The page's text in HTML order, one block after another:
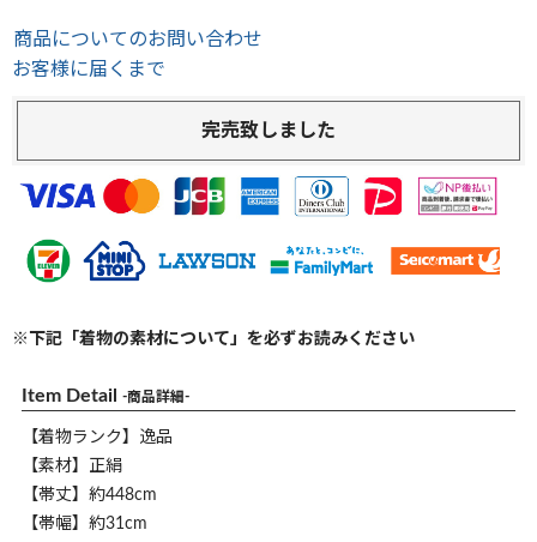
商品についてのお問い合わせ
お客様に届くまで
完売致しました
※下記「着物の素材について」を必ずお読みください
Item Detail -商品詳細-
【着物ランク】逸品
【素材】正絹
【帯丈】約448cm
【帯幅】約31cm